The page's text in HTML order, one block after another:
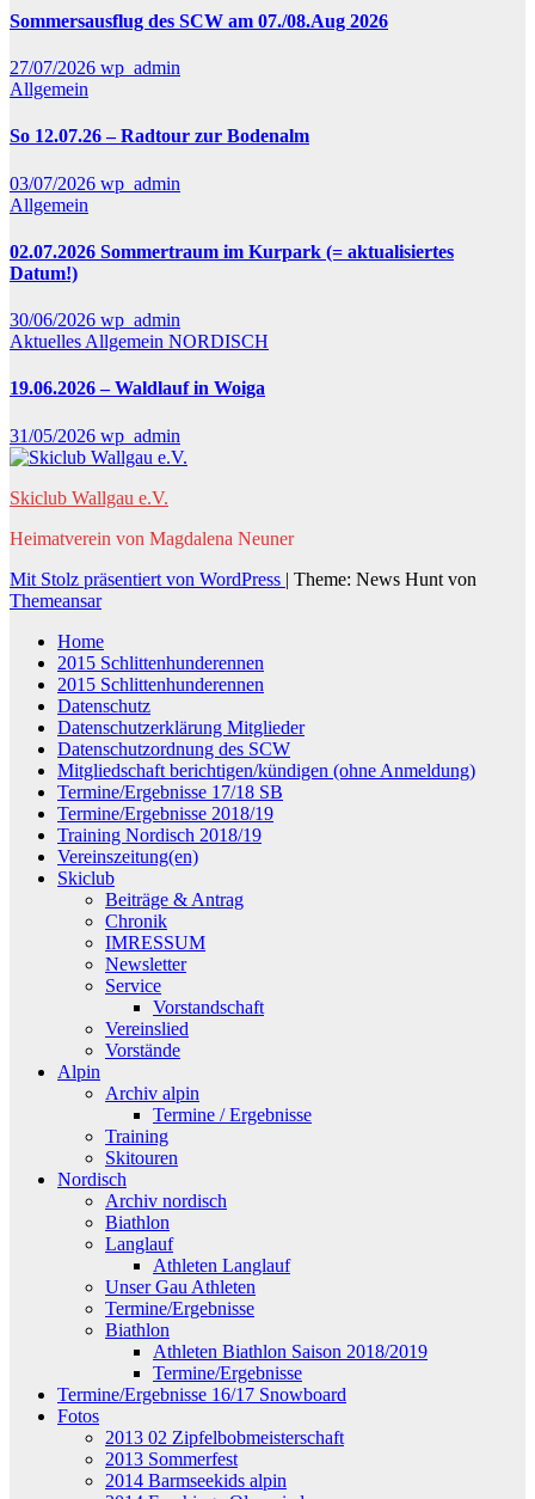
Sommersausflug des SCW am 07./08.Aug 2026
27/07/2026 wp_admin
Allgemein
So 12.07.26 – Radtour zur Bodenalm
03/07/2026 wp_admin
Allgemein
02.07.2026 Sommertraum im Kurpark (= aktualisiertes
Datum!)
30/06/2026 wp_admin
Aktuelles Allgemein NORDISCH
19.06.2026 – Waldlauf in Woiga
31/05/2026 wp_admin
Skiclub Wallgau e.V.
Heimatverein von Magdalena Neuner
Mit Stolz präsentiert von WordPress | Theme: News Hunt von
Themeansar
Home
2015 Schlittenhunderennen
2015 Schlittenhunderennen
Datenschutz
Datenschutzerklärung Mitglieder
Datenschutzordnung des SCW
Mitgliedschaft berichtigen/kündigen (ohne Anmeldung)
Termine/Ergebnisse 17/18 SB
Termine/Ergebnisse 2018/19
Training Nordisch 2018/19
Vereinszeitung(en)
Skiclub
Beiträge & Antrag
Chronik
IMRESSUM
Newsletter
Service
Vorstandschaft
Vereinslied
Vorstände
Alpin
Archiv alpin
Termine / Ergebnisse
Training
Skitouren
Nordisch
Archiv nordisch
Biathlon
Langlauf
Athleten Langlauf
Unser Gau Athleten
Termine/Ergebnisse
Biathlon
Athleten Biathlon Saison 2018/2019
Termine/Ergebnisse
Termine/Ergebnisse 16/17 Snowboard
Fotos
2013 02 Zipfelbobmeisterschaft
2013 Sommerfest
2014 Barmseekids alpin